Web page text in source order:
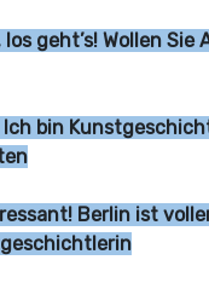
geht’s! Wollen
Ich bin
Berlin ist